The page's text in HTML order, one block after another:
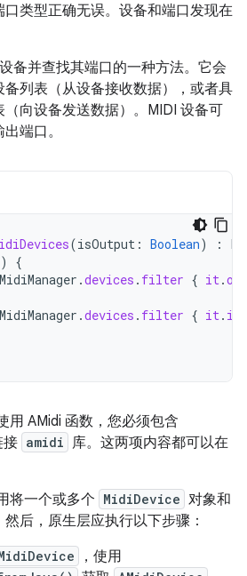
类型正确无误。设备和端口发现在
备并查找其端口的一种方法。它会
列表（从设备接收数据），或者具
向设备发送数据）。MIDI 设备可
端口。
(isOutput : Boolean) :
)
{
.devices . filter { it.
.devices . filter { it.
用 AMidi 函数，您必须包含
接 amidi 库。这两项内容都可以在
将一个或多个 MidiDevice 对象和
后，原生层应执行以下步骤：
，使用